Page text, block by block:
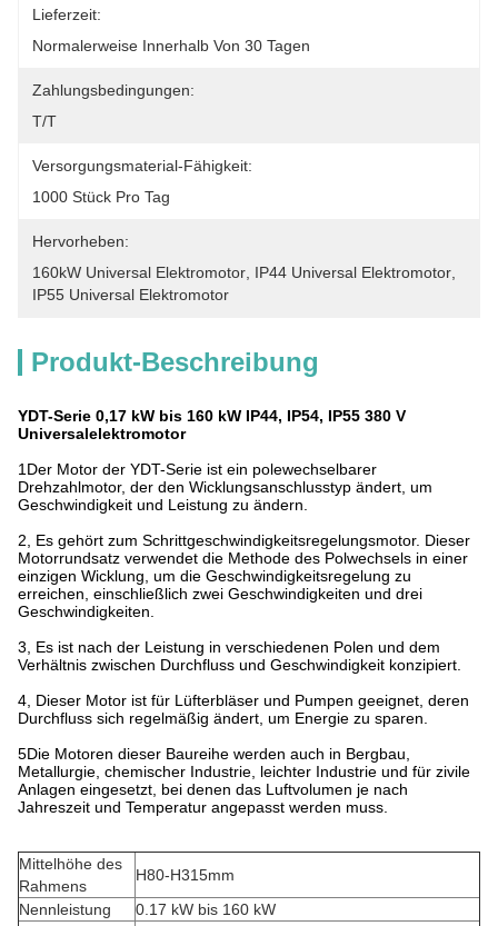
Lieferzeit:
Normalerweise Innerhalb Von 30 Tagen
Zahlungsbedingungen:
T/T
Versorgungsmaterial-Fähigkeit:
1000 Stück Pro Tag
Hervorheben:
160kW Universal Elektromotor IP44 Universal Elektromotor
IP55 Universal Elektromotor
Produkt-Beschreibung
YDT-Serie 0,17 kW bis 160 kW IP44, IP54, IP55 380 V
Universalelektromotor
1Der Motor der YDT-Serie ist ein polewechselbarer
Drehzahlmotor, der den Wicklungsanschlusstyp ändert, um
Geschwindigkeit und Leistung zu ändern.
2, Es gehört zum Schrittgeschwindigkeitsregelungsmotor. Dieser
Motorrundsatz verwendet die Methode des Polwechsels in einer
einzigen Wicklung, um die Geschwindigkeitsregelung zu
erreichen, einschließlich zwei Geschwindigkeiten und drei
Geschwindigkeiten.
3, Es ist nach der Leistung in verschiedenen Polen und dem
Verhältnis zwischen Durchfluss und Geschwindigkeit konzipiert.
4, Dieser Motor ist für Lüfterbläser und Pumpen geeignet, deren
Durchfluss sich regelmäßig ändert, um Energie zu sparen.
5Die Motoren dieser Baureihe werden auch in Bergbau,
Metallurgie, chemischer Industrie, leichter Industrie und für zivile
Anlagen eingesetzt, bei denen das Luftvolumen je nach
Jahreszeit und Temperatur angepasst werden muss.
Mittelhöhe des
Rahmens
H80-H315mm
Nennleistung
0.17 kW bis 160 kW